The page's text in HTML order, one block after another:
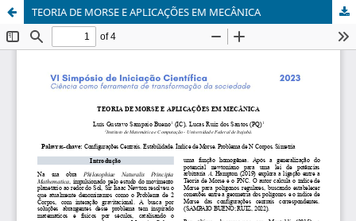
TEORIA DE MORSE E APLICAÇÕES EM MECÂNICA